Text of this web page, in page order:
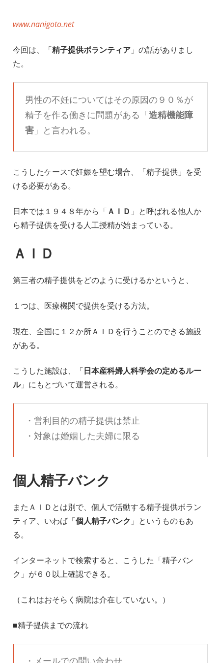
www.nanigoto.net
今回は、「精子提供ボランティア」の話がありまし
た。
男性の不妊についてはその原因の９０％が
精子を作る働きに問題がある「造精機能障
害 」と言われる。
こうしたケースで妊娠を望む場合、「精子提供」を受
ける必要がある。
日本では１９４８年から「ＡＩＤ 」と呼ばれる他人か
ら精子提供を受ける人工授精が始まっている。
ＡＩＤ
第三者の精子提供をどのように受けるかというと、
１つは、医療機関で提供を受ける方法。
現在、全国に１２か所ＡＩＤを行うことのできる施設
がある。
こうした施設は、「日本産科婦人科学会の定めるルー
ル」にもとづいて運営される。
・営利目的の精子提供は禁止
・対象は婚姻した夫婦に限る
個人精子バンク
またＡＩＤとは別で、個人で活動する精子提供ボラン
ティア、いわば「個人精子バンク 」というものもあ
る。
インターネットで検索すると、こうした「精子バン
ク」が６０以上確認できる。
（これはおそらく病院は介在していない。）
■精子提供までの流れ